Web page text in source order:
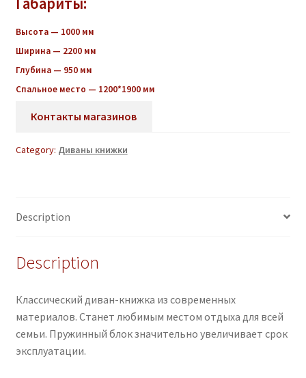
Высота — 1000 мм
Ширина — 2200 мм
Глубина — 950 мм
Спальное место — 1200*1900 мм
Контакты магазинов
Category: Диваны книжки
Description
Description
Классический диван-книжка из современных
материалов. Станет любимым местом отдыха для всей
семьи. Пружинный блок значительно увеличивает срок
эксплуатации.